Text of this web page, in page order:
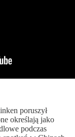
poruszył
określają jako
podczas